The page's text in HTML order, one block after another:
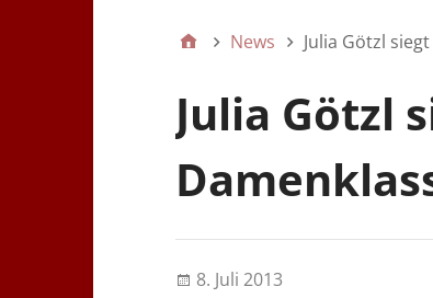
News Julia Götzl
Julia Götzl
8. Juli 2013